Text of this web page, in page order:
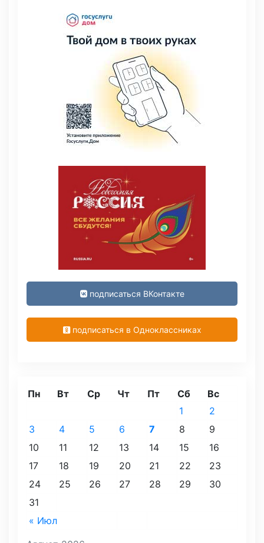
подписаться ВКонтакте
подписаться в Одноклассниках
Пн Вт Ср Чт Пт Сб Вс
« Июл
1
2
3
4 5 6 7 8
9
10
11 12 13 14 15
16
17
18 19 20 21 22
23
24
25 26 27 28 29
30
31